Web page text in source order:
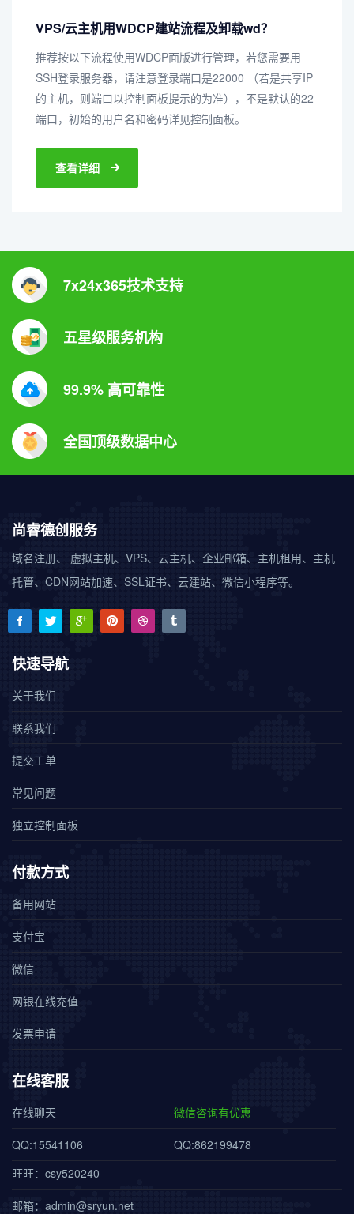
VPS/云主机用WDCP建站流程及卸载wd？
推荐按以下流程使用WDCP面版进行管理，若您需要用
SSH登录服务器，请注意登录端口是22000 （若是共享IP
的主机，则端口以控制面板提示的为准），不是默认的22
端口，初始的用户名和密码详见控制面板。
查看详细
7x24x365技术支持
五星级服务机构
99.9% 高可靠性
全国顶级数据中心
尚睿德创服务
域名注册、 虚拟主机、VPS、云主机、企业邮箱、主机租用、主机
托管、CDN网站加速、SSL证书、云建站、微信小程序等。
快速导航
关于我们
联系我们
提交工单
常见问题
独立控制面板
付款方式
备用网站
支付宝
微信
网银在线充值
发票申请
在线客服
在线聊天 微信咨询有优惠
QQ:15541106
QQ:862199478
旺旺：csy520240
邮箱：admin@sryun.net